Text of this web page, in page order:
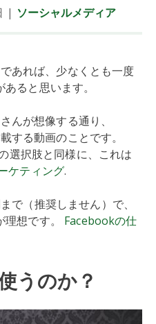
| ソーシャルメディア
あれば、少なくとも一度
ると思います。
んが想像する通り、
する動画のことです。
選択肢と同様に、これは
ケティング.
で（推奨しません）で、
想です。 Facebookの仕
うのか？